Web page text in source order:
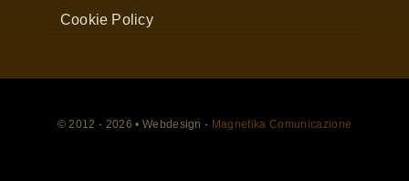
Cookie Policy
© 2012 - 2026 • Webdesign - Magnetika Comunicazione